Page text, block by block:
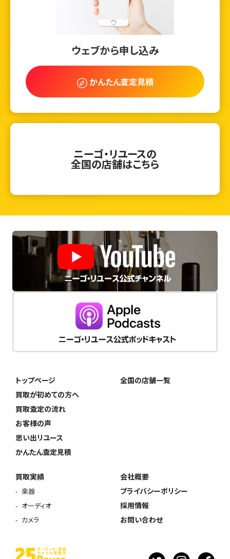
ウェブから申し込み
かんたん査定見積
ニーゴ・リユースの
全国の店舗はこちら
トップページ
買取が初めての方へ
買取査定の流れ
お客様の声
思い出リユース
かんたん査定見積
全国の店舗一覧
買取実績
楽器
オーディオ
カメラ
会社概要
プライバシーポリシー
採用情報
お問い合わせ